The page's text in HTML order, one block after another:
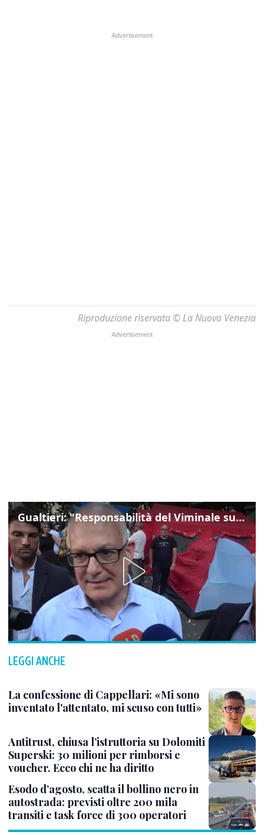
Riproduzione riservata © La Nuova Venezia
Gualtieri: "Responsabilità del Viminale su Spin Time? La posizione dei partiti è nota"
LEGGI ANCHE
La confessione di Cappellari: «Mi sono
inventato l'attentato, mi scuso con tutti»
Antitrust, chiusa l’istruttoria su Dolomiti
Superski: 30 milioni per rimborsi e
voucher. Ecco chi ne ha diritto
Esodo d’agosto, scatta il bollino nero in
autostrada: previsti oltre 200 mila
transiti e task force di 300 operatori